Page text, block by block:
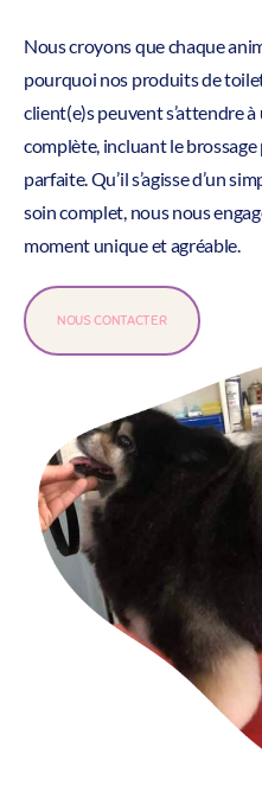
Nous croyons que chaque
pourquoi nos produits de
client(e)s peuvent s’attendre
complète, incluant le
parfaite. Qu’il s’agisse d’un
soin complet, nous nous
moment unique et agréable.
NOUS CONTACTER